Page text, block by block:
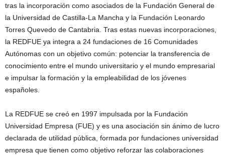
tras la incorporación como asociados de la Fundación General de
la Universidad de Castilla-La Mancha y la Fundación Leonardo
Torres Quevedo de Cantabria. Tras estas nuevas incorporaciones,
la REDFUE ya integra a 24 fundaciones de 16 Comunidades
Autónomas con un objetivo común: potenciar la transferencia de
conocimiento entre el mundo universitario y el mundo empresarial
e impulsar la formación y la empleabilidad de los jóvenes
españoles.
La REDFUE se creó en 1997 impulsada por la Fundación
Universidad Empresa (FUE) y es una asociación sin ánimo de lucro
declarada de utilidad pública, formada por fundaciones universidad
empresa que tienen como objetivo reforzar las colaboraciones